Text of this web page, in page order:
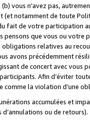
vous n’avez pas,
notamment de toute
fait de votre participation
pensons que vous ou
relatives au
avons précédemment
de concert avec vous
Afin d’éviter
comme la violation d’une
accumulées et
ou de retours).